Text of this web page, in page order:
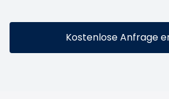
Kostenlose Anfrage